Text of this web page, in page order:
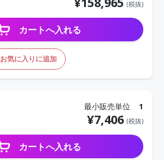
(税抜)
カートへ入れる
お気に入りに追加
最小販売単位 1
¥7,406 (税抜)
カートへ入れる